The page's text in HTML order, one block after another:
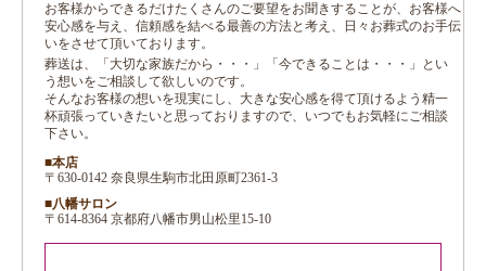
お客様からできるだけたくさんのご要望をお聞きすることが、お客様へ
安心感を与え、信頼感を結べる最善の方法と考え、日々お葬式のお手伝
いをさせて頂いております。
葬送は、「大切な家族だから・・・」「今できることは・・・」とい
う想いをご相談して欲しいのです。
そんなお客様の想いを現実にし、大きな安心感を得て頂けるよう精一
杯頑張っていきたいと思っておりますので、いつでもお気軽にご相談
下さい。
■本店
〒630-0142 奈良県生駒市北田原町2361-3
■八幡サロン
〒614-8364 京都府八幡市男山松里15-10